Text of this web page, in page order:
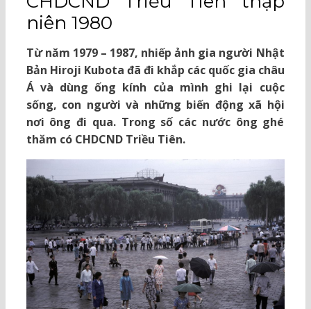
niên 1980
Từ năm 1979 – 1987, nhiếp ảnh gia người Nhật
Bản Hiroji Kubota đã đi khắp các quốc gia châu
Á và dùng ống kính của mình ghi lại cuộc
sống, con người và những biến động xã hội
nơi ông đi qua. Trong số các nước ông ghé
thăm có CHDCND Triều Tiên.